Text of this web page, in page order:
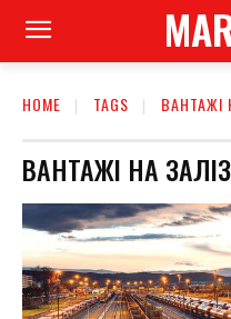
HOME TAGS ВАНТАЖІ
ВАНТАЖІ НА